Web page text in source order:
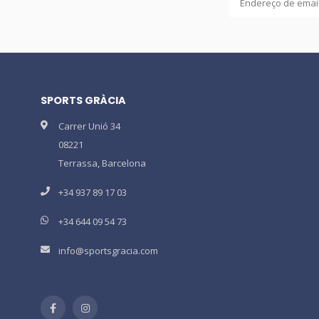
SPORTS GRÀCIA
Carrer Unió 34
08221
Terrassa, Barcelona
+34 937 89 17 03
+34 644 09 54 73
info@sportsgracia.com